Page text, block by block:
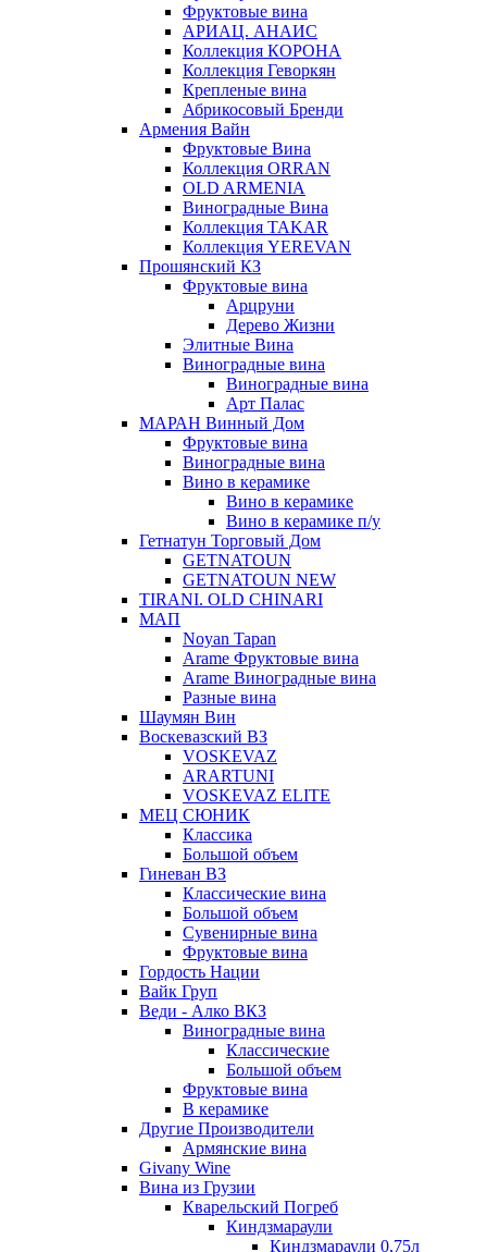
Фруктовые вина
АРИАЦ. АНАИС
Коллекция КОРОНА
Коллекция Геворкян
Крепленые вина
Абрикосовый Бренди
Армения Вайн
Фруктовые Вина
Коллекция ORRAN
OLD ARMENIA
Виноградные Вина
Коллекция TAKAR
Коллекция YEREVAN
Прошянский КЗ
Фруктовые вина
Арцруни
Дерево Жизни
Элитные Вина
Виноградные вина
Виноградные вина
Арт Палас
МАРАН Винный Дом
Фруктовые вина
Виноградные вина
Вино в керамике
Вино в керамике
Вино в керамике п/у
Гетнатун Торговый Дом
GETNATOUN
GETNATOUN NEW
TIRANI. OLD CHINARI
МАП
Noyan Tapan
Arame Фруктовые вина
Arame Виноградные вина
Разные вина
Шаумян Вин
Воскевазский ВЗ
VOSKEVAZ
ARARTUNI
VOSKEVAZ ELITE
МЕЦ СЮНИК
Классика
Большой объем
Гиневан ВЗ
Классические вина
Большой объем
Сувенирные вина
Фруктовые вина
Гордость Нации
Вайк Груп
Веди - Алко ВКЗ
Виноградные вина
Классические
Большой объем
Фруктовые вина
В керамике
Другие Производители
Армянские вина
Givany Wine
Вина из Грузии
Кварельский Погреб
Киндзмараули
Киндзмараули 0,75л